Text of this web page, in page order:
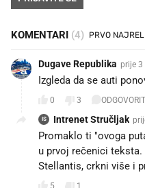
KOMENTARI (4)
Dugave Republika prije 3
Izgleda da se auti
0 3
IS Intrenet Stručljak
Promaklo ti "ovoga
u prvoj rečenici teksta.
Stellantis, crkni više i
5 1